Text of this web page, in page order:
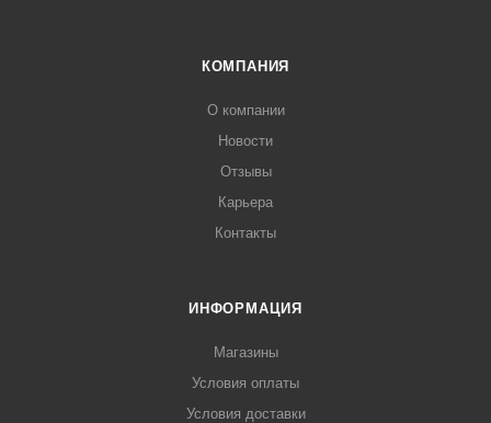
КОМПАНИЯ
О компании
Новости
Отзывы
Карьера
Контакты
ИНФОРМАЦИЯ
Магазины
Условия оплаты
Условия доставки